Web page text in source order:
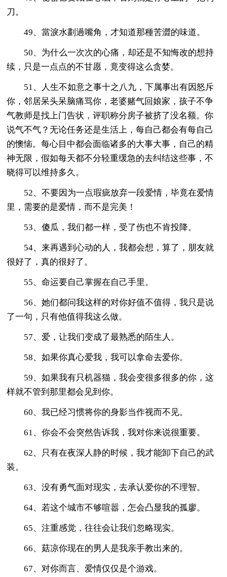
刀。
49、當淚水劃過嘴角，才知道那種苦澀的味道。
50、为什么一次次的心痛，却还是不知悔改的想持
续，只是一点点的不甘愿，竟变得这么贪婪。
51、人生不如意之事十之八九，下属事出有因怒斥
你，邻居呆头呆脑痛骂你，老婆赌气回娘家，孩子不争
气教师是找上门告状，评职称分房子被挤了没名额。你
说气不气？无论任务还是生活上，每自己都会有每自己
的懊恼。每心目中都会面临诸多的大事大事，自己的精
神无限，假如每天都不分轻重缓急的去纠结这些事，不
晓得可以维持多久。
52、不要因为一点瑕疵放弃一段爱情，毕竟在爱情
里，需要的是爱情，而不是完美！
53、傻瓜，我们都一样，受了伤也不肯投降。
54、来再遇到心动的人，我都会想，算了，朋友就
很好了，真的很好了。
55、命运要自己掌握在自己手里。
56、她们都问我这样的对你好值不值得，我只是说
了一句，只有他值得我这么做。
57、爱，让我们变成了最熟悉的陌生人。
58、如果你真心爱我，我可以拿命去爱你。
59、如果我有只机器猫，我会变很多很多的你，这
样就不管到那里都会见到你。
60、我已经习惯将你的身影当作视而不见。
61、你会不会突然告诉我，我对你来说很重要。
62、只有在夜深人静的时候，我才能卸下自己的武
装。
63、没有勇气面对现实，去承认爱你的不理智。
64、若这个城市不够喧嚣，怎会凸显我的孤廖。
65、注重感觉，往往会让我们忽略现实。
66、菇凉你现在的男人是我亲手教出来的。
67、对你而言、爱情仅仅是个游戏。